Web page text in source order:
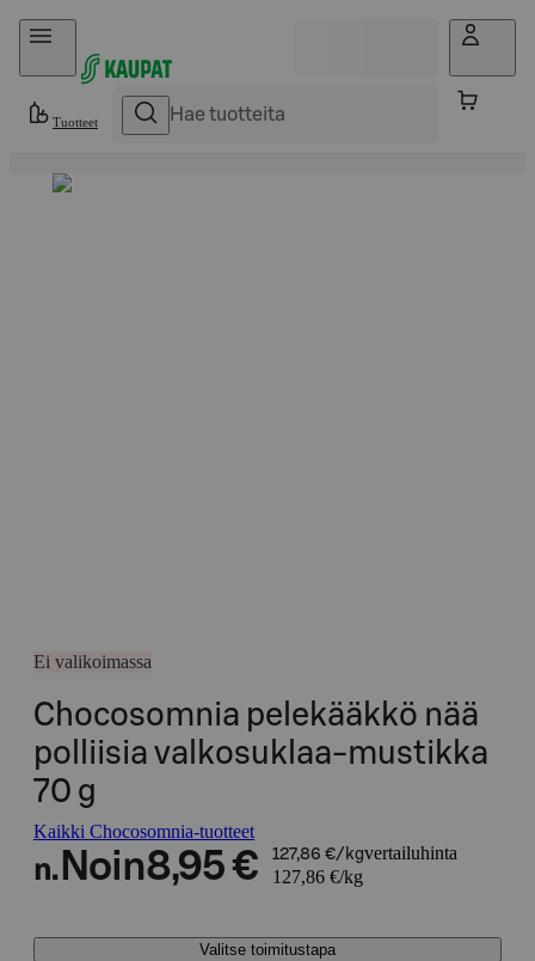
Hyppää sisältöön
Tuotteet
Ei valikoimassa
Chocosomnia pelekääkkö nää
polliisia valkosuklaa-mustikka
70 g
Kaikki Chocosomnia-tuotteet
n. Noin8,95 € 127,86 €/kgvertailuhinta
127,86 €/kg
Valitse toimitustapa